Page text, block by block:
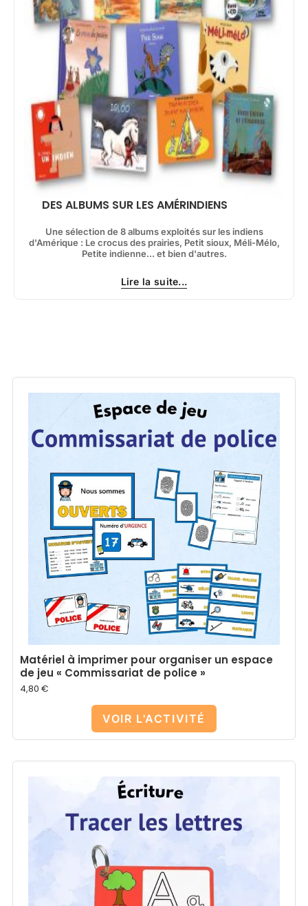
DES ALBUMS SUR LES AMÉRINDIENS
Une sélection de 8 albums exploités sur les indiens
d'Amérique : Le crocus des prairies, Petit sioux, Méli-Mélo,
Petite indienne... et bien d'autres.
Lire la suite...
Matériel à imprimer pour organiser un espace
de jeu « Commissariat de police »
4,80 €
VOIR L'ACTIVITÉ